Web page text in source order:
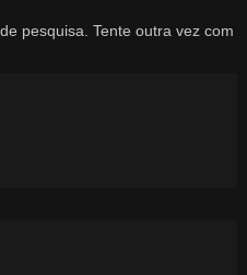
pesquisa. Tente outra vez com